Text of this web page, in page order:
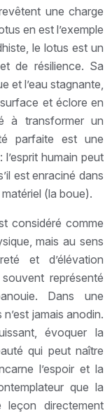
une charge
en est l’exemple
le lotus est un
de résilience. Sa
et l’eau stagnante,
et éclore en
à transformer un
parfaite est une
humain peut
est enraciné dans
(la boue).
considéré comme
mais au sens
et d’élévation
représenté
Dans une
jamais anodin.
évoquer la
qui peut naître
l’espoir et la
que la
directement